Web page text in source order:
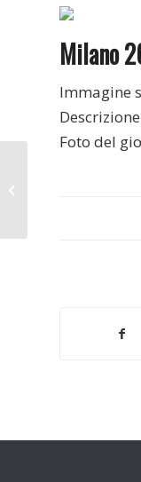
Milano
Immagine
Foto del